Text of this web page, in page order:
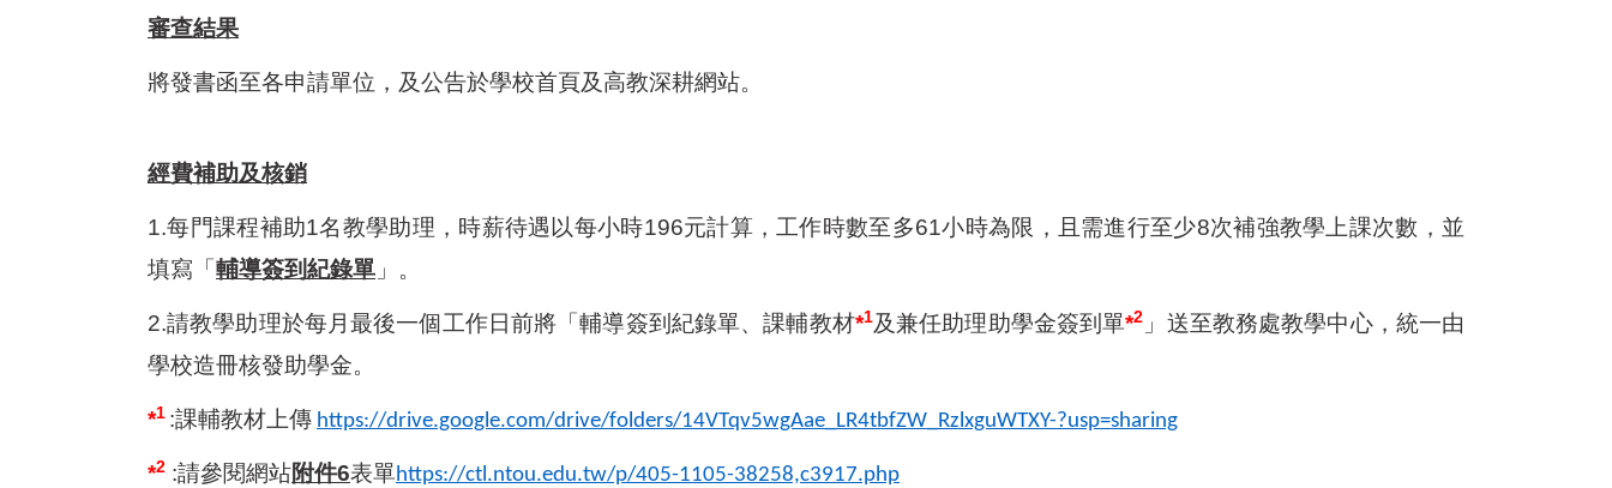
審查結果
將發書函至各申請單位，及公告於學校首頁及高教深耕網站。
經費補助及核銷
1.每門課程補助1名教學助理，時薪待遇以每小時196元計算，工作時數至多61小時為限，且需進行至少8次補強教學上課次數，並
填寫「 輔導簽到紀錄單 」。
2.請教學助理於每月最後一個工作日前將「輔導簽到紀錄單、課輔教材*1及兼任助理助學金簽到單*2 」送至教務處教學中心，統一由
學校造冊核發助學金。
*1 :課輔教材上傳 https://drive.google.com/drive/folders/14VTqv5wgAae_LR4tbfZW_RzlxguWTXY-?usp=sharing
*2 :請參閱網站附件6表單https://ctl.ntou.edu.tw/p/405-1105-38258,c3917.php